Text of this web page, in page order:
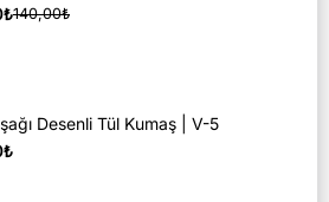
140,00₺
Desenli Tül Kumaş | V-5